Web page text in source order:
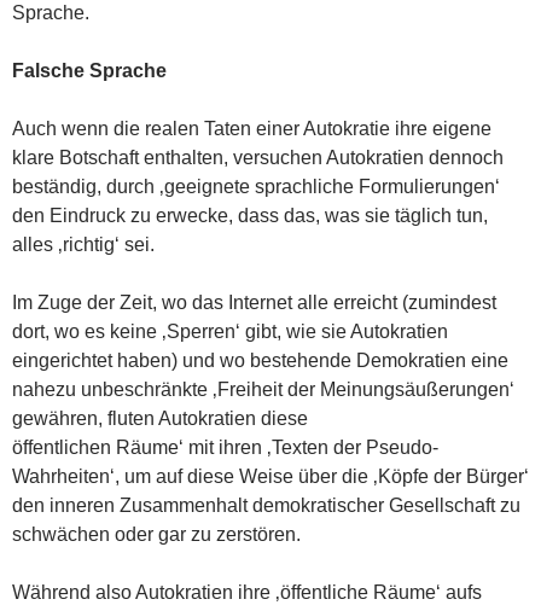
Sprache.
Falsche Sprache
Auch wenn die realen Taten einer Autokratie ihre eigene
klare Botschaft enthalten, versuchen Autokratien dennoch
beständig, durch ‚geeignete sprachliche Formulierungen‘
den Eindruck zu erwecke, dass das, was sie täglich tun,
alles ‚richtig‘ sei.
Im Zuge der Zeit, wo das Internet alle erreicht (zumindest
dort, wo es keine ‚Sperren‘ gibt, wie sie Autokratien
eingerichtet haben) und wo bestehende Demokratien eine
nahezu unbeschränkte ‚Freiheit der Meinungsäußerungen‘
gewähren, fluten Autokratien diese
öffentlichen Räume‘ mit ihren ‚Texten der Pseudo-
Wahrheiten‘, um auf diese Weise über die ‚Köpfe der Bürger‘
den inneren Zusammenhalt demokratischer Gesellschaft zu
schwächen oder gar zu zerstören.
Während also Autokratien ihre ‚öffentliche Räume‘ aufs